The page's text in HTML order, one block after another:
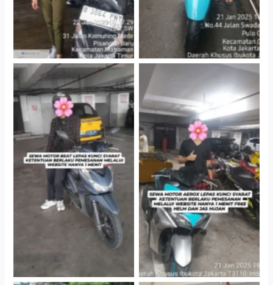
Cityplaza Jatinegara
Gedung Parkir P6A
Cityplaza Jatinegara
Gedung Parkir P6A